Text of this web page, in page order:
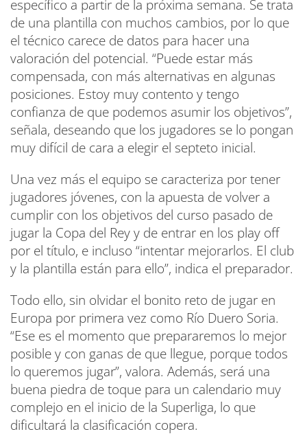
específico a partir de la próxima semana. Se trata
de una plantilla con muchos cambios, por lo que
el técnico carece de datos para hacer una
valoración del potencial. “Puede estar más
compensada, con más alternativas en algunas
posiciones. Estoy muy contento y tengo
confianza de que podemos asumir los objetivos”,
señala, deseando que los jugadores se lo pongan
muy difícil de cara a elegir el septeto inicial.
Una vez más el equipo se caracteriza por tener
jugadores jóvenes, con la apuesta de volver a
cumplir con los objetivos del curso pasado de
jugar la Copa del Rey y de entrar en los play off
por el título, e incluso “intentar mejorarlos. El club
y la plantilla están para ello”, indica el preparador.
Todo ello, sin olvidar el bonito reto de jugar en
Europa por primera vez como Río Duero Soria.
“Ese es el momento que prepararemos lo mejor
posible y con ganas de que llegue, porque todos
lo queremos jugar”, valora. Además, será una
buena piedra de toque para un calendario muy
complejo en el inicio de la Superliga, lo que
dificultará la clasificación copera.